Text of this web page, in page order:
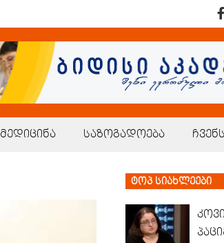
მედიცინა საზოგადოება
ტოპ სიახლეები